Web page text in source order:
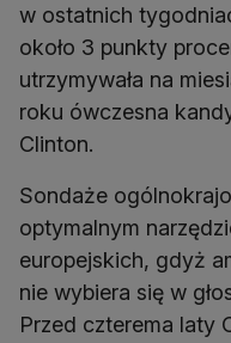
w ostatnich
około 3 punkty
utrzymywała na
roku ówczesna
Clinton.
Sondaże
optymalnym
europejskich, gdyż
nie wybiera się w
Przed czterema laty